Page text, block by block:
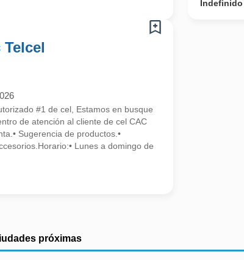
Indefinido
#1 de cel, Estamos en busque
de atención al cliente de cel CAC
Sugerencia de productos.•
Lunes a domingo de
próximas